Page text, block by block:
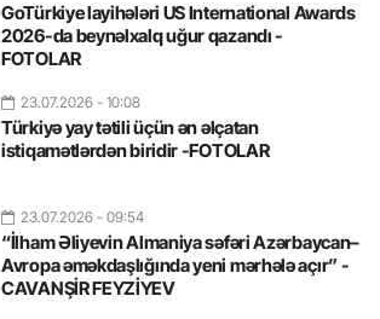
GoTürkiye layihələri US International Awards
2026-da beynəlxalq uğur qazandı -
FOTOLAR
23.07.2026 - 10:08
Türkiyə yay tətili üçün ən əlçatan
istiqamətlərdən biridir -FOTOLAR
23.07.2026 - 09:54
“İlham Əliyevin Almaniya səfəri Azərbaycan–
Avropa əməkdaşlığında yeni mərhələ açır” -
CAVANŞİR FEYZİYEV